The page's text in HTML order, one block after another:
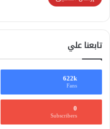
تابعنا علي
622k
Fans
0
Subscribers